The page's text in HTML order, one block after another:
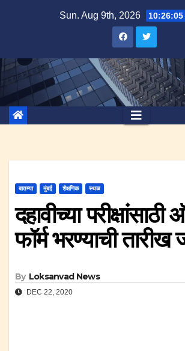
Sun. Aug 9th, 2026 10:26:06
बातम्या मुंबई शैक्षणिक स्थळ
दहावीच्या
फॉर्म भरण्याची तारीख
By Loksanvad News
DEC 22, 2020